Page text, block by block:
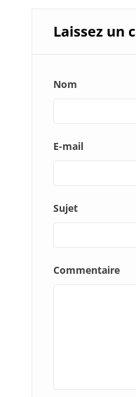
Laissez un
Nom
E-mail
Sujet
Commentaire